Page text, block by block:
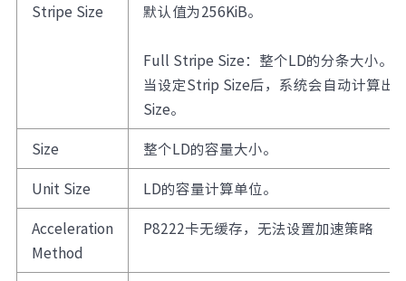
Stripe Size
默认值为256KiB。
Full Stripe Size：整个LD的分条大小。
当设定Strip Size后，系统会自动计算出
Size。
Size
整个LD的容量大小。
Unit Size
LD的容量计算单位。
Acceleration
Method
P8222卡无缓存，无法设置加速策略